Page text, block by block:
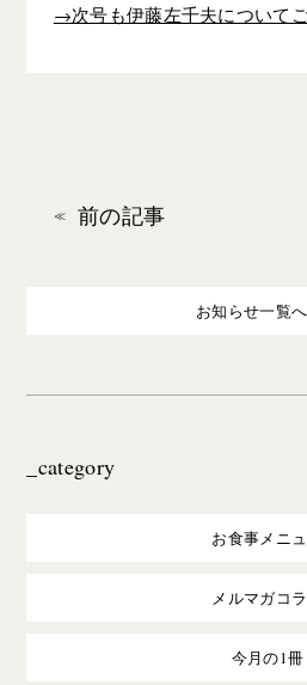
→次号も伊藤左千夫についてご
前の記事
お知らせ一覧
_category
お食事メニ
メルマガコ
今月の1冊